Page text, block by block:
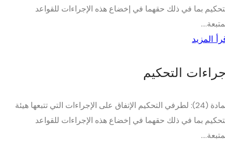
بما في ذلك حقهما في إخضاع هذه الإجراءات للقواعد
المزيد
التحكيم
المادة (24): لطرفي التحكيم الإتفاق على الإجراءات التي تتبعها هيئة
بما في ذلك حقهما في إخضاع هذه الإجراءات للقواعد